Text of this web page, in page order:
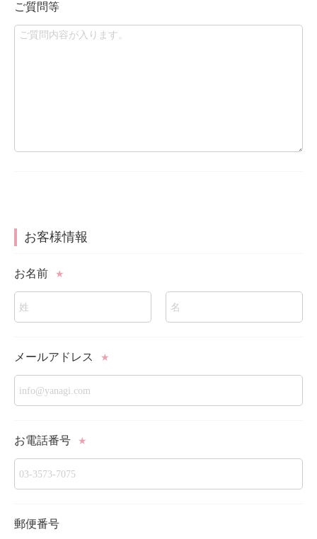
ご質問等
お客様情報
お名前 ★
メールアドレス ★
お電話番号 ★
郵便番号